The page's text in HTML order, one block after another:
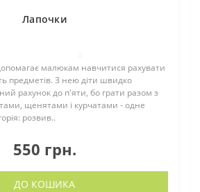
Лапочки
малюкам навчитися рахувати
предметів. З нею діти швидко
рахунок до п'яти, бо грати разом з
щенятами і курчатами - одне
розвив..
550 грн.
ДО КОШИКА